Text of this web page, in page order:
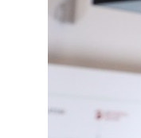
с нами
По вопросам
вопросам